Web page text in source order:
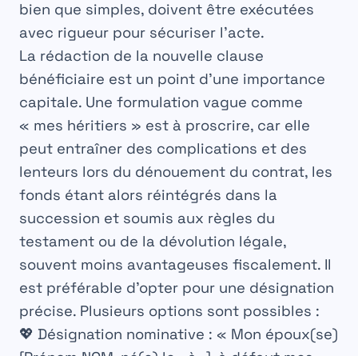
bien que simples, doivent être exécutées
avec rigueur pour sécuriser l’acte.
La rédaction de la nouvelle clause
bénéficiaire est un point d’une importance
capitale. Une formulation vague comme
« mes héritiers » est à proscrire, car elle
peut entraîner des complications et des
lenteurs lors du dénouement du contrat, les
fonds étant alors réintégrés dans la
succession et soumis aux règles du
testament ou de la dévolution légale,
souvent moins avantageuses fiscalement. Il
est préférable d’opter pour une désignation
précise. Plusieurs options sont possibles :
💖 Désignation nominative : « Mon époux(se)